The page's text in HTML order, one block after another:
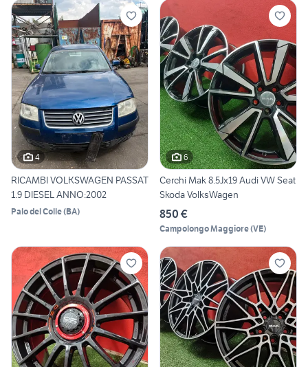
4
RICAMBI VOLKSWAGEN PASSAT
1.9 DIESEL ANNO:2002
Palo del Colle(BA)
6
Cerchi Mak 8.5Jx19 Audi VW Seat
Skoda VolksWagen
850 €
Campolongo Maggiore(VE)